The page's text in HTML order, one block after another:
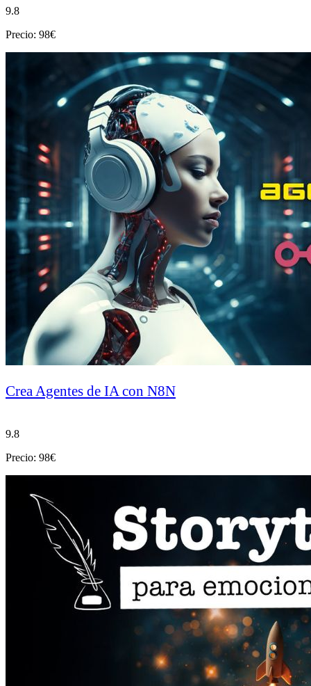
9.8
Precio: 98€
Crea Agentes de IA con N8N
9.8
Precio: 98€